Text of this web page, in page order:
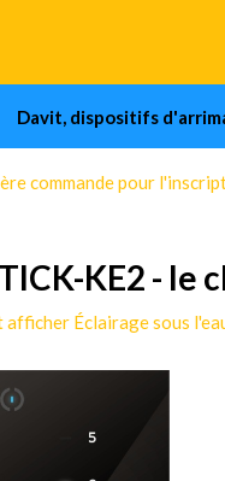
Davit, dispositifs
commande pour
KE2 -
afficher Éclairage sous